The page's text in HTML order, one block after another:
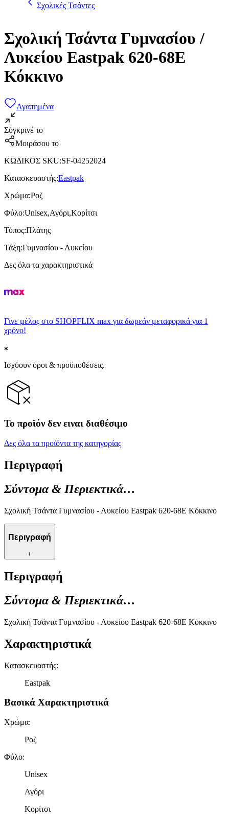
Σχολικές Τσάντες
Σχολική Τσάντα Γυμνασίου /
Λυκείου Eastpak 620-68Ε
Κόκκινο
Αγαπημένα
Σύγκρινέ το
Μοιράσου το
ΚΩΔΙΚΟΣ SKU:SF-04252024
Κατασκευαστής:Eastpak
Χρώμα:Ροζ
Φύλο:Unisex,Αγόρι,Κορίτσι
Τύπος:Πλάτης
Τάξη:Γυμνασίου - Λυκείου
Δες όλα τα χαρακτηριστικά
Γίνε μέλος στο SHOPFLIX max για δωρεάν μεταφορικά για 1
χρόνο!
Ισχύουν όροι & προϋποθέσεις.
Το προϊόν δεν ειναι διαθέσιμο
Δες όλα τα προϊόντα της κατηγορίας
Περιγραφή
Σύντομα & Περιεκτικά…
Σχολική Τσάντα Γυμνασίου - Λυκείου Eastpak 620-68Ε Κόκκινο
Περιγραφή
+
Περιγραφή
Σύντομα & Περιεκτικά…
Σχολική Τσάντα Γυμνασίου - Λυκείου Eastpak 620-68Ε Κόκκινο
Χαρακτηριστικά
Κατασκευαστής:
Eastpak
Βασικά Χαρακτηριστικά
Χρώμα:
Ροζ
Φύλο:
Unisex
Αγόρι
Κορίτσι